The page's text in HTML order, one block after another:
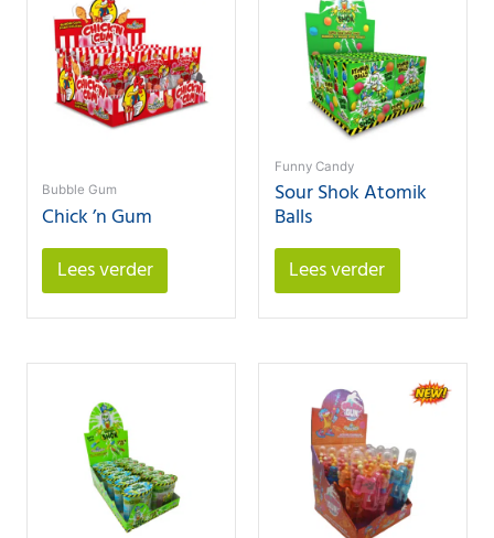
Bubble Gum
Chick ’n Gum
Lees verder
Funny Candy
Sour Shok Atomik
Balls
Lees verder